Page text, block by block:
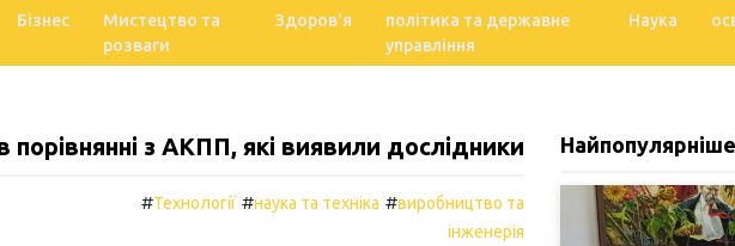
Бізнес
Мистецтво та
розваги
Здоров'я
політика та державне
управління
Наука
з АКПП, які виявили дослідники
#Технології #наука та техніка #виробництво та
інженерія
Найпопулярніше